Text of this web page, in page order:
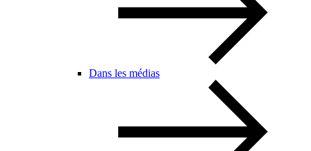
Dans les médias